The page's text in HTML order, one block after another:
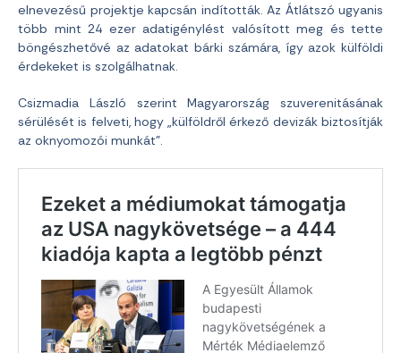
elnevezésű projektje kapcsán indították. Az Átlátszó ugyanis
több mint 24 ezer adatigénylést valósított meg és tette
böngészhetővé az adatokat bárki számára, így azok külföldi
érdekeket is szolgálhatnak.
Csizmadia László szerint Magyarország szuverenitásának
sérülését is felveti, hogy „külföldről érkező devizák biztosítják
az oknyomozói munkát”.